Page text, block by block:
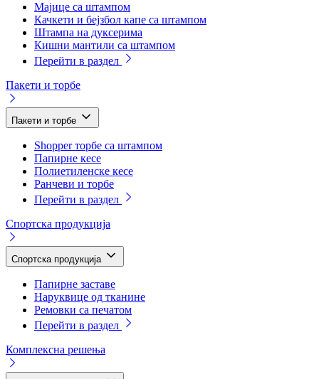
Мајице са штампом
Качкети и бејзбол капе са штампом
Штампа на дуксерима
Кишни мантили са штампом
Перейти в раздел
Пакети и торбе
Пакети и торбе
Shopper торбе са штампом
Папирне кесе
Полиетиленске кесе
Ранчеви и торбе
Перейти в раздел
Спортска продукција
Спортска продукција
Папирне заставе
Наруквице од тканине
Ремовки са печатом
Перейти в раздел
Комплексна решења